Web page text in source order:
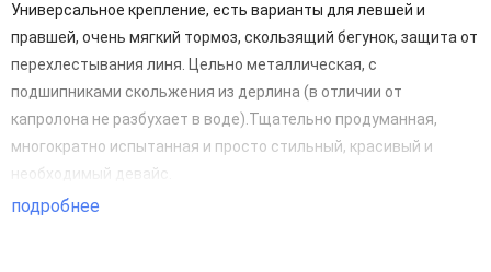
Универсальное крепление, есть варианты для левшей и
правшей, очень мягкий тормоз, скользящий бегунок, защита от
перехлестывания линя. Цельно металлическая, с
подшипниками скольжения из дерлина (в отличии от
капролона не разбухает в воде).Тщательно продуманная,
многократно испытанная и просто стильный, красивый и
необходимый девайс.
подробнее